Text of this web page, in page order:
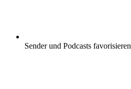
Sender und Podcasts favorisieren